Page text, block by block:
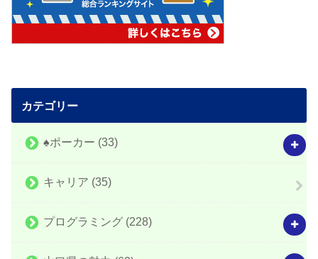
カテゴリー
♠️ポーカー (33)
キャリア (35)
プログラミング (228)